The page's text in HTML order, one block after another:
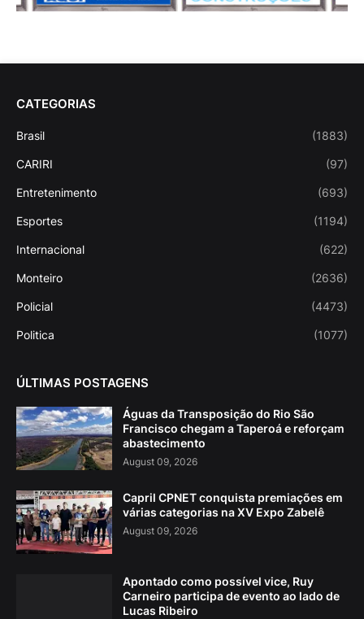
CATEGORIAS
Brasil (1883)
CARIRI (97)
Entretenimento (693)
Esportes (1194)
Internacional (622)
Monteiro (2636)
Policial (4473)
Politica (1077)
ÚLTIMAS POSTAGENS
Águas da Transposição do Rio São
Francisco chegam a Taperoá e reforçam
abastecimento
August 09, 2026
Capril CPNET conquista premiações em
várias categorias na XV Expo Zabelê
August 09, 2026
Apontado como possível vice, Ruy
Carneiro participa de evento ao lado de
Lucas Ribeiro